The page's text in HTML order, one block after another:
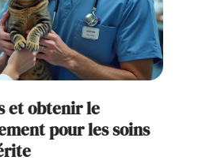
et obtenir le
pour les soins